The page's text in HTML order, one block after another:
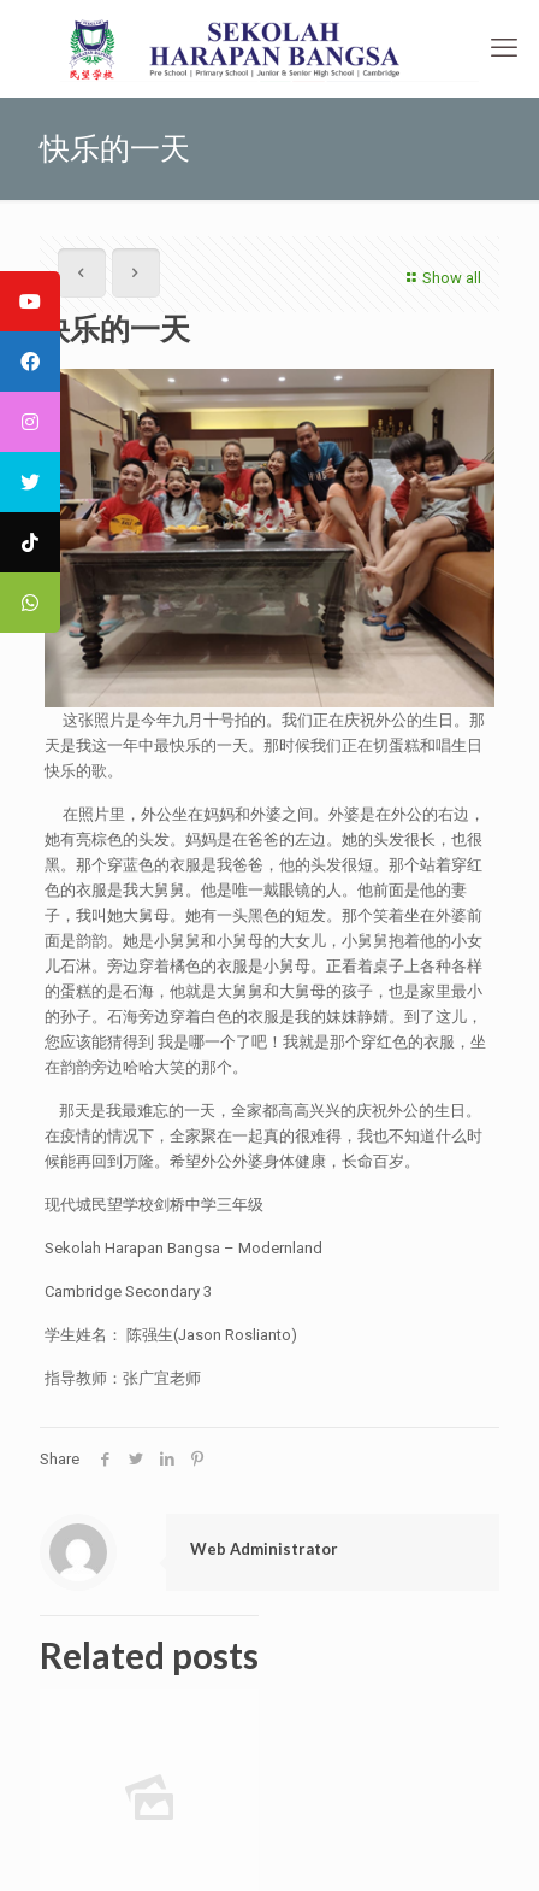
快乐的一天
Show all
快乐的一天
这张照片是今年九月十号拍的。我们正在庆祝外公的生日。那
天是我这一年中最快乐的一天。那时候我们正在切蛋糕和唱生日
快乐的歌。
在照片里，外公坐在妈妈和外婆之间。外婆是在外公的右边，
她有亮棕色的头发。妈妈是在爸爸的左边。她的头发很长，也很
黑。那个穿蓝色的衣服是我爸爸，他的头发很短。那个站着穿红
色的衣服是我大舅舅。他是唯一戴眼镜的人。他前面是他的妻
子，我叫她大舅母。她有一头黑色的短发。那个笑着坐在外婆前
面是韵韵。她是小舅舅和小舅母的大女儿，小舅舅抱着他的小女
儿石淋。旁边穿着橘色的衣服是小舅母。正看着桌子上各种各样
的蛋糕的是石海，他就是大舅舅和大舅母的孩子，也是家里最小
的孙子。石海旁边穿着白色的衣服是我的妹妹静婧。到了这儿，
您应该能猜得到 我是哪一个了吧！我就是那个穿红色的衣服，坐
在韵韵旁边哈哈大笑的那个。
那天是我最难忘的一天，全家都高高兴兴的庆祝外公的生日。
在疫情的情况下，全家聚在一起真的很难得，我也不知道什么时
候能再回到万隆。希望外公外婆身体健康，长命百岁。
现代城民望学校剑桥中学三年级
Sekolah Harapan Bangsa – Modernland
Cambridge Secondary 3
学生姓名： 陈强生(Jason Roslianto)
指导教师：张广宜老师
Share
Web Administrator
Related posts